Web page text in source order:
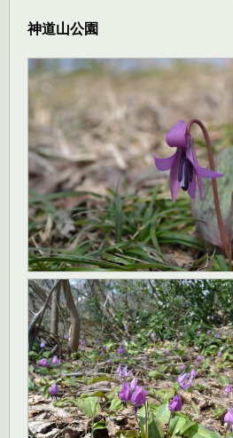
神道山公園